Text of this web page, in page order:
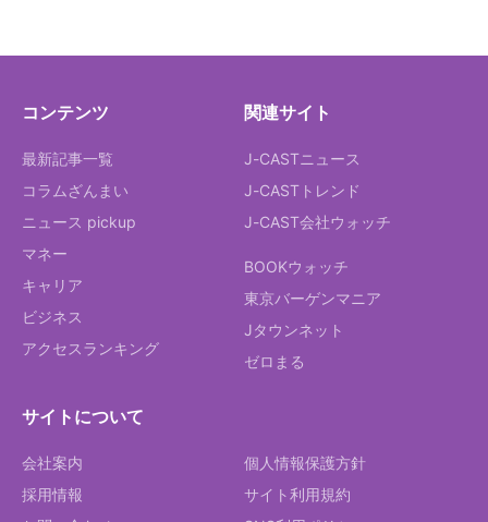
コンテンツ
最新記事一覧
コラムざんまい
ニュース pickup
マネー
キャリア
ビジネス
アクセスランキング
関連サイト
J-CASTニュース
J-CASTトレンド
J-CAST会社ウォッチ
BOOKウォッチ
東京バーゲンマニア
Jタウンネット
ゼロまる
サイトについて
会社案内
採用情報
個人情報保護方針
サイト利用規約